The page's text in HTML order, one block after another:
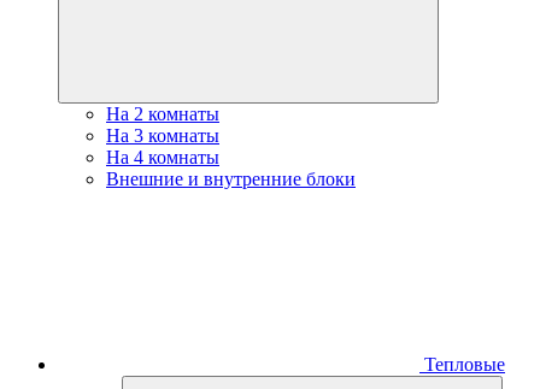
На 2 комнаты
На 3 комнаты
На 4 комнаты
Внешние и внутренние блоки
Тепловые